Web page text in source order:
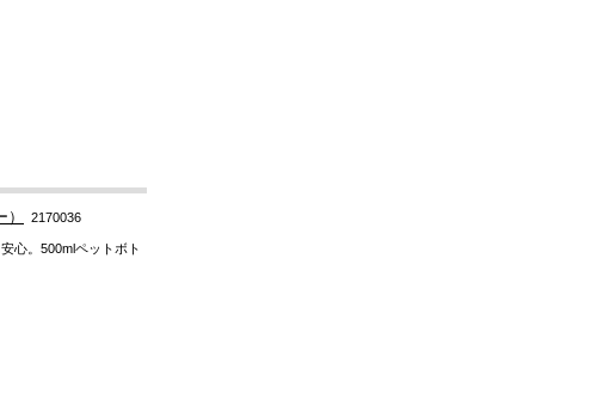
2170036
心。500mlペットボト